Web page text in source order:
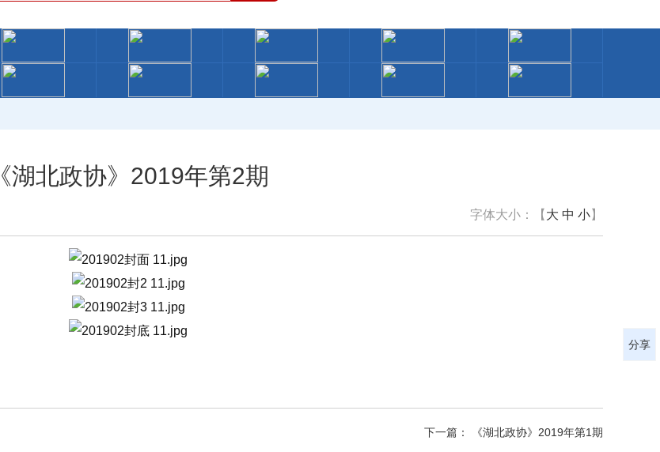
《湖北政协》2019年第2期
字体大小：【 大 中 小】
下一篇： 《湖北政协》2019年第1期
分享